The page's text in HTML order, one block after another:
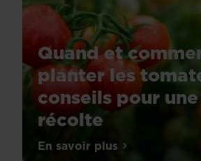
Quand et
planter les
conseils pour
récolte
Star
de
En savoir plussur Quand et